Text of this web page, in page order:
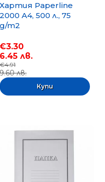
Хартия Paperline
2000 A4, 500 л., 75
g/m2
€3.30
6.45 лв.
€4.91
9.60 лв.